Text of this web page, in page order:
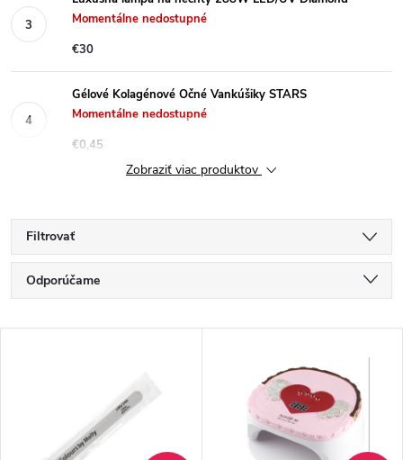
Momentálne nedostupné
€30
Gélové Kolagénové Očné Vankúšiky STARS
Momentálne nedostupné
€0,45
Zobraziť viac produktov
Filtrovať
R
a
Odporúčame